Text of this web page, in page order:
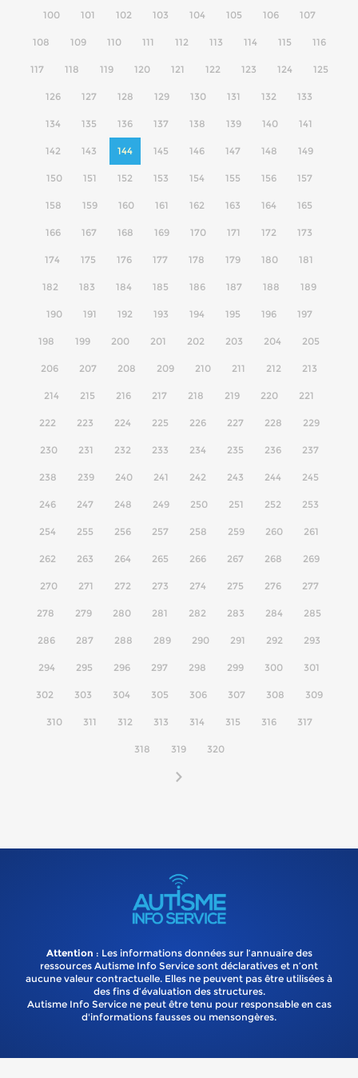
100 101 102 103 104 105 106 107
108 109 110 111 112 113 114 115 116
117 118 119 120 121 122 123 124 125
126 127 128 129 130 131 132 133
134 135 136 137 138 139 140 141
142 143 144 145 146 147 148 149
150 151 152 153 154 155 156 157
158 159 160 161 162 163 164 165
166 167 168 169 170 171 172 173
174 175 176 177 178 179 180 181
182 183 184 185 186 187 188 189
190 191 192 193 194 195 196 197
198 199 200 201 202 203 204 205
206 207 208 209 210 211 212 213
214 215 216 217 218 219 220 221
222 223 224 225 226 227 228 229
230 231 232 233 234 235 236 237
238 239 240 241 242 243 244 245
246 247 248 249 250 251 252 253
254 255 256 257 258 259 260 261
262 263 264 265 266 267 268 269
270 271 272 273 274 275 276 277
278 279 280 281 282 283 284 285
286 287 288 289 290 291 292 293
294 295 296 297 298 299 300 301
302 303 304 305 306 307 308 309
310 311 312 313 314 315 316 317
318 319 320
Attention : Les informations données sur l’annuaire des
ressources Autisme Info Service sont déclaratives et n’ont
aucune valeur contractuelle. Elles ne peuvent pas être utilisées à
des fins d’évaluation des structures.
Autisme Info Service ne peut être tenu pour responsable en cas
d'informations fausses ou mensongères.